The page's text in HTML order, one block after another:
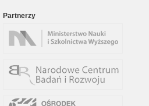
Partnerzy